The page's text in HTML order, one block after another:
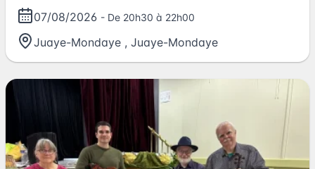
07/08/2026 - De 20h30 à 22h00
Juaye-Mondaye , Juaye-Mondaye